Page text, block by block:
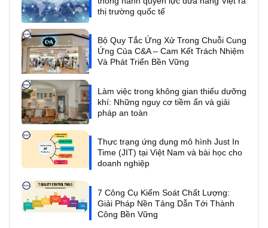
thị trường quốc tế
Bộ Quy Tắc Ứng Xử Trong Chuỗi Cung
Ứng Của C&A – Cam Kết Trách Nhiệm
Và Phát Triển Bền Vững
Làm việc trong không gian thiếu dưỡng
khí: Những nguy cơ tiềm ẩn và giải
pháp an toàn
Thực trạng ứng dụng mô hình Just In
Time (JIT) tại Việt Nam và bài học cho
doanh nghiệp
7 Công Cụ Kiểm Soát Chất Lượng:
Giải Pháp Nền Tảng Dẫn Tới Thành
Công Bền Vững